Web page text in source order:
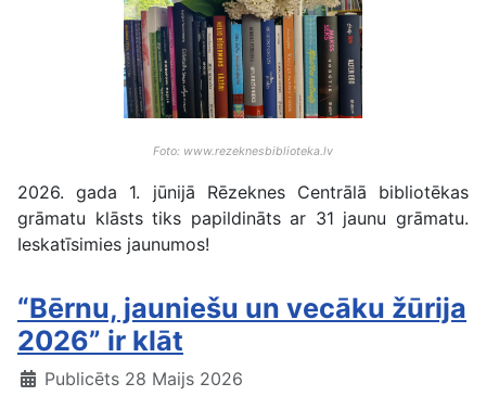
Foto: www.rezeknesbiblioteka.lv
2026. gada 1. jūnijā Rēzeknes Centrālā bibliotēkas
grāmatu klāsts tiks papildināts ar 31 jaunu grāmatu.
Ieskatīsimies jaunumos!
“Bērnu, jauniešu un vecāku žūrija
2026” ir klāt
Publicēts 28 Maijs 2026